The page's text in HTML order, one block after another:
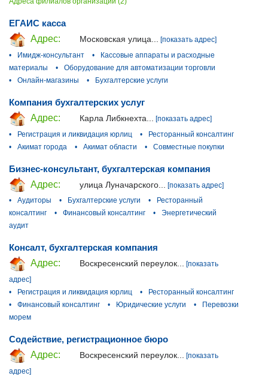
ЕГАИС касса
Адрес:
Московская улица...
[показать адрес]
•
Имидж-консультант •
Кассовые аппараты и расходные
материалы
•
Оборудование для автоматизации торговли
•
Онлайн-магазины • Бухгалтерские услуги
Компания бухгалтерских услуг
Адрес:
Карла Либкнехта...
[показать адрес]
•
Регистрация и ликвидация юрлиц •
Ресторанный консалтинг
•
Акимат города • Акимат области • Совместные покупки
Бизнес-консультант, бухгалтерская компания
Адрес:
улица Луначарского...
[показать адрес]
•
Аудиторы • Бухгалтерские услуги •
Ресторанный
консалтинг
• Финансовый консалтинг •
Энергетический
аудит
Консалт, бухгалтерская компания
Адрес:
Воскресенский переулок... [показать
адрес]
•
Регистрация и ликвидация юрлиц •
Ресторанный консалтинг
•
Финансовый консалтинг • Юридические услуги •
Перевозки
морем
Содействие, регистрационное бюро
Адрес:
Воскресенский переулок... [показать
адрес]